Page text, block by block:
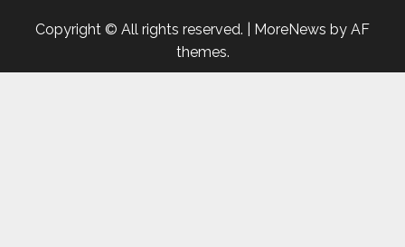
Copyright © All rights reserved. MoreNews by AF
themes.